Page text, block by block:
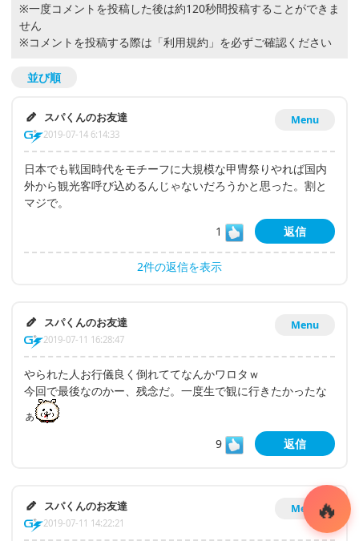
※一度コメントを投稿した後は約120秒間投稿することができま
せん
※コメントを投稿する際は 「利用規約」 を必ずご確認ください
並び順
Menu
スパくんのお友達
2019-07-14 6:14:33
日本でも戦国時代をモチーフに大規模な甲冑祭りやれば国内
外から観光客呼び込めるんじゃないだろうかと思った。割と
マジで。
1
返信
2件の返信を表示
Menu
スパくんのお友達
2019-07-11 16:28:47
やられた人お行儀良く倒れててなんかワロタｗ
今回で最後なのかー、残念だ。一度生で観に行きたかったな
ぁ
9
返信
Menu
スパくんのお友達
2019-07-11 14:22:21